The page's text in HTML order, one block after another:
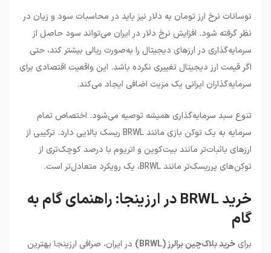
نوسانات نرخ ارز تومان به دلار نیز باید در محاسبات سود و زیان در
نظر گرفته شود. افزایش نرخ دلار در ایران می‌تواند سود حاصل از
سرمایه‌گذاری در ارزهای دیجیتال را به‌صورت ریالی بیشتر کند، حتی
اگر قیمت ارز دیجیتال تغییری نکرده باشد. این واقعیت اقتصادی برای
سرمایه‌گذاران ایرانی یک مزیت اضافی ایجاد می‌کند.
تنوع سبد سرمایه‌گذاری همیشه توصیه می‌شود. اختصاص تمام
سرمایه به یک توکن بازی مانند BRWL ریسک بالایی دارد. ترکیبی از
ارزهای باثبات‌تر مانند بیت‌کوین و اتریوم با درصد کوچک‌تری از
توکن‌های پرریسک‌تر مانند BRWL، یک رویکرد متعادل‌تر است.
خرید BRWL در ارزینجا: راهنمای گام به
گام
برایخرید بلاک‌چین برالرز (BRWL)
در ایران، صرافی ارزینجا بهترین